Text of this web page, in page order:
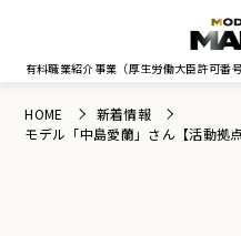
有料職業紹介事業 （厚生労働大臣許可番
HOME
新着情報
モデル「中島愛蘭」さん【活動拠